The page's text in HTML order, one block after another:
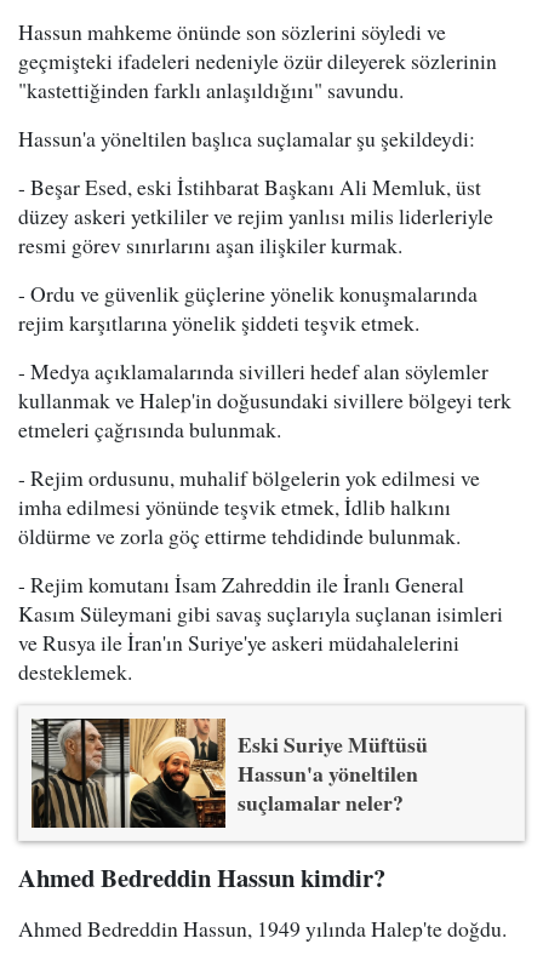
Hassun mahkeme önünde son sözlerini söyledi ve
geçmişteki ifadeleri nedeniyle özür dileyerek sözlerinin
"kastettiğinden farklı anlaşıldığını" savundu.
Hassun'a yöneltilen başlıca suçlamalar şu şekildeydi:
- Beşar Esed, eski İstihbarat Başkanı Ali Memluk, üst
düzey askeri yetkililer ve rejim yanlısı milis liderleriyle
resmi görev sınırlarını aşan ilişkiler kurmak.
- Ordu ve güvenlik güçlerine yönelik konuşmalarında
rejim karşıtlarına yönelik şiddeti teşvik etmek.
- Medya açıklamalarında sivilleri hedef alan söylemler
kullanmak ve Halep'in doğusundaki sivillere bölgeyi terk
etmeleri çağrısında bulunmak.
- Rejim ordusunu, muhalif bölgelerin yok edilmesi ve
imha edilmesi yönünde teşvik etmek, İdlib halkını
öldürme ve zorla göç ettirme tehdidinde bulunmak.
- Rejim komutanı İsam Zahreddin ile İranlı General
Kasım Süleymani gibi savaş suçlarıyla suçlanan isimleri
ve Rusya ile İran'ın Suriye'ye askeri müdahalelerini
desteklemek.
Eski Suriye Müftüsü
Hassun'a yöneltilen
suçlamalar neler?
Ahmed Bedreddin Hassun kimdir?
Ahmed Bedreddin Hassun, 1949 yılında Halep'te doğdu.